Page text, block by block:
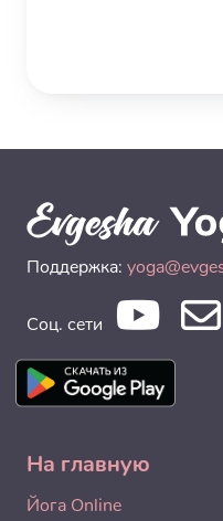
Поддержка:
Соц. сети
На главную
Йога Online